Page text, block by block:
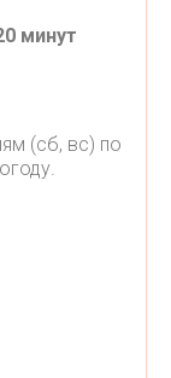
минут
(сб, вс) по